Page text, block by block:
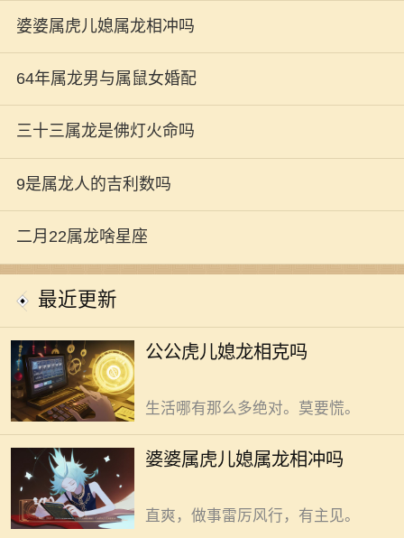
婆婆属虎儿媳属龙相冲吗
64年属龙男与属鼠女婚配
三十三属龙是佛灯火命吗
9是属龙人的吉利数吗
二月22属龙啥星座
最近更新
公公虎儿媳龙相克吗
公公虎儿媳龙并不相克，别让迷
这俩属相，一个尊贵，一个霸气。有
人担心，这俩凑一块儿，会不会“王
生活哪有那么多绝对。莫要慌。
婆婆属虎儿媳属龙相冲吗
婆婆属虎儿媳属龙，不会相冲。
这种说法缺乏科学依据，莫要因此扰
斗”，担忧虎婆婆与龙儿媳相处会冲
突不断。可实际生活里，许多这样的
组合相处融洽。日子能否过好，并不
直爽，做事雷厉风行，有主见。
64年属龙男与属鼠女婚配，能收
获别样幸福。 豪迈，是64年龙男
声，做事从不拖泥带水。属鼠女则心